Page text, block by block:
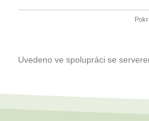
Uvedeno ve spolupráci se